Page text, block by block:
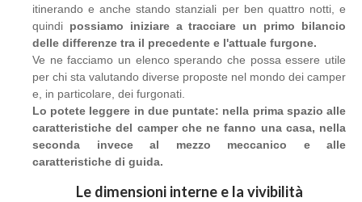
itinerando e anche stando stanziali per ben quattro notti, e
quindi possiamo iniziare a tracciare un primo bilancio
delle differenze tra il precedente e l'attuale furgone.
Ve ne facciamo un elenco sperando che possa essere utile
per chi sta valutando diverse proposte nel mondo dei camper
e, in particolare, dei furgonati.
Lo potete leggere in due puntate: nella prima spazio alle
caratteristiche del camper che ne fanno una casa, nella
seconda invece al mezzo meccanico e alle
caratteristiche di guida.
Le dimensioni interne e la vivibilità